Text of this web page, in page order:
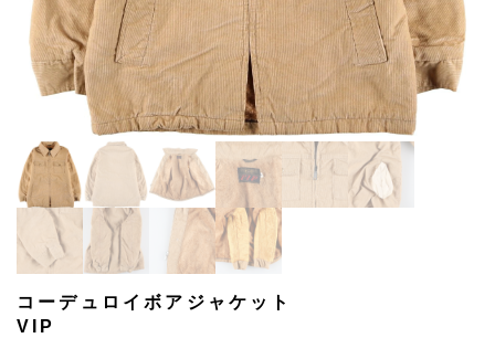
コーデュロイボアジャケット
VIP